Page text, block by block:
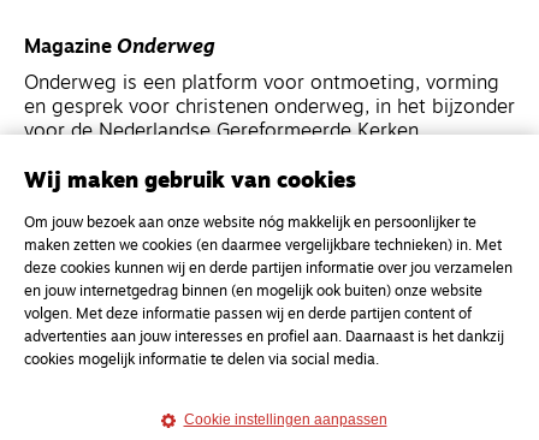
Magazine Onderweg
Onderweg is een platform voor ontmoeting, vorming
en gesprek voor christenen onderweg, in het bijzonder
voor de Nederlandse Gereformeerde Kerken.
Magazine
Onderweg
Kvk-nummer 33277063
NL46 INGB 0117 5827 86
info@onderwegonline.nl
Wij maken gebruik van cookies
Om jouw bezoek aan onze website nóg makkelijk en persoonlijker te
maken zetten we cookies (en daarmee vergelijkbare technieken) in. Met
deze cookies kunnen wij en derde partijen informatie over jou verzamelen
en jouw internetgedrag binnen (en mogelijk ook buiten) onze website
volgen. Met deze informatie passen wij en derde partijen content of
advertenties aan jouw interesses en profiel aan. Daarnaast is het dankzij
cookies mogelijk informatie te delen via social media.
Cookie instellingen aanpassen